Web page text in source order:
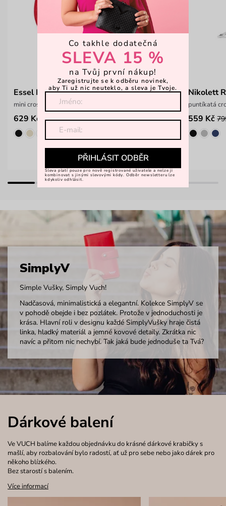
Essel Red
mini crossbody kabelka
629 Kč 899 Kč
Nikolett
puntíkatá
559 Kč
SimplyV
Simple Vušky, Simply Vuch!
Nadčasová, minimalistická a elegantní. Kolekce SimplyV se
v pohodě obejde i bez pozlátek. Protože v jednoduchosti je
krása. Hlavní roli v designu každé SimplyVušky hraje čistá
linka, hladký materiál a jemné kovové detaily. Zkrátka nic
navíc a přitom nic nechybí. Tak jaká bude jednoduše ta Tvá?
Dárkové balení
Ve VUCH balíme každou objednávku do krásné dárkové krabičky s
mašlí, aby rozbalování bylo radostí, ať už pro sebe nebo jako dárek pro
někoho blízkého.
Bez starostí s balením.
Více informací
Co takhle dodatečná
SLEVA 15 %
na Tvůj první nákup!
Zaregistrujte se k odběru novinek,
aby Ti už nic neuteklo, a sleva je Tvoje.
PŘIHLÁSIT ODBĚR
Sleva platí pouze pro nově registrované uživatele a nelze ji
kombinovat s jinými slevovými kódy. Odběr newsletteru lze
kdykoliv odhlásit.